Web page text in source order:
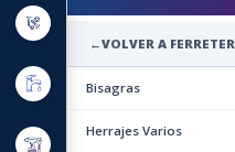
←VOLVER A
Bisagras
Herrajes Varios